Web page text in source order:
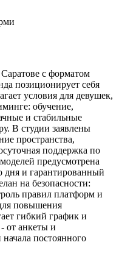
с форматом
позиционирует себя
условия для девушек,
обучение,
и стабильные
В студии заявлены
пространства,
поддержка по
предусмотрена
дня и гарантированный
на безопасности:
правил платформ и
повышения
гибкий график и
от анкеты и
постоянного